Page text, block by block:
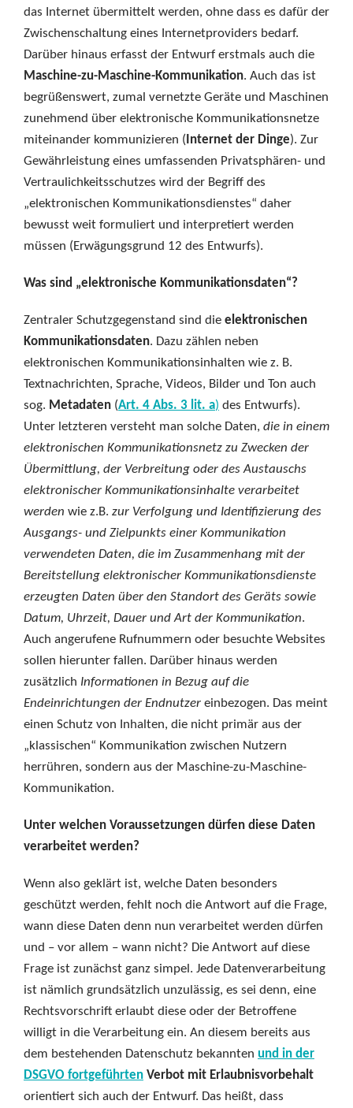
das Internet übermittelt werden, ohne dass es dafür der
Zwischenschaltung eines Internetproviders bedarf.
Darüber hinaus erfasst der Entwurf erstmals auch die
Maschine-zu-Maschine-Kommunikation. Auch das ist
begrüßenswert, zumal vernetzte Geräte und Maschinen
zunehmend über elektronische Kommunikationsnetze
miteinander kommunizieren ( Internet der Dinge). Zur
Gewährleistung eines umfassenden Privatsphären- und
Vertraulichkeitsschutzes wird der Begriff des
„elektronischen Kommunikationsdienstes“ daher
bewusst weit formuliert und interpretiert werden
müssen (Erwägungsgrund 12 des Entwurfs).
Was sind „elektronische Kommunikationsdaten“?
Zentraler Schutzgegenstand sind die elektronischen
Kommunikationsdaten. Dazu zählen neben
elektronischen Kommunikationsinhalten wie z. B.
Textnachrichten, Sprache, Videos, Bilder und Ton auch
sog. Metadaten (Art. 4 Abs. 3 lit. a) des Entwurfs).
Unter letzteren versteht man solche Daten, die in einem
elektronischen Kommunikationsnetz zu Zwecken der
Übermittlung, der Verbreitung oder des Austauschs
elektronischer Kommunikationsinhalte verarbeitet
werden wie z.B. zur Verfolgung und Identifizierung des
Ausgangs- und Zielpunkts einer Kommunikation
verwendeten Daten, die im Zusammenhang mit der
Bereitstellung elektronischer Kommunikationsdienste
erzeugten Daten über den Standort des Geräts sowie
Datum, Uhrzeit, Dauer und Art der Kommunikation.
Auch angerufene Rufnummern oder besuchte Websites
sollen hierunter fallen. Darüber hinaus werden
zusätzlich Informationen in Bezug auf die
Endeinrichtungen der Endnutzer einbezogen. Das meint
einen Schutz von Inhalten, die nicht primär aus der
„klassischen“ Kommunikation zwischen Nutzern
herrühren, sondern aus der Maschine-zu-Maschine-
Kommunikation.
Unter welchen Voraussetzungen dürfen diese Daten
verarbeitet werden?
Wenn also geklärt ist, welche Daten besonders
geschützt werden, fehlt noch die Antwort auf die Frage,
wann diese Daten denn nun verarbeitet werden dürfen
und – vor allem – wann nicht? Die Antwort auf diese
Frage ist zunächst ganz simpel. Jede Datenverarbeitung
ist nämlich grundsätzlich unzulässig, es sei denn, eine
Rechtsvorschrift erlaubt diese oder der Betroffene
willigt in die Verarbeitung ein. An diesem bereits aus
dem bestehenden Datenschutz bekannten und in der
DSGVO fortgeführten Verbot mit Erlaubnisvorbehalt
orientiert sich auch der Entwurf. Das heißt, dass